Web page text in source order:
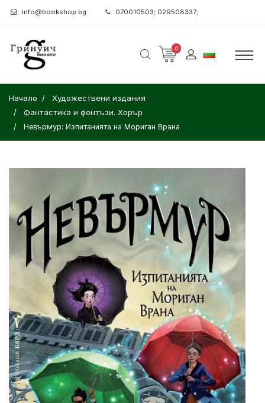
info@bookshop.bg 070010503; 029508337;
0
Начало
Художествени издания
Фантастика и фентъзи. Хорър
Невърмур: Изпитанията на Мориган Врана